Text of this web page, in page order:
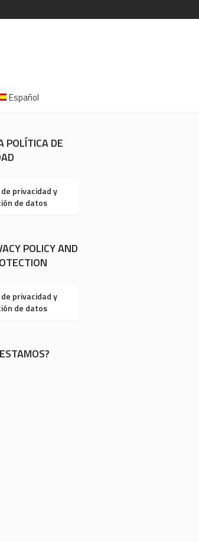
Español
POLÍTICA DE
privacidad y
de datos
POLICY AND
privacidad y
de datos